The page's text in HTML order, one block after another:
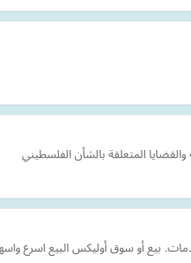
المتعلقة بالشأن الفلسطيني
بيع أو سوق أوليكس البيع